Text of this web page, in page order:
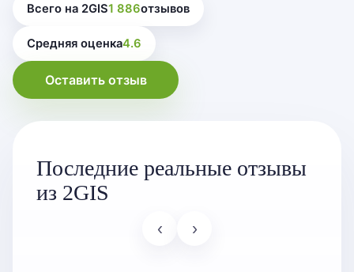
Всего на 2GIS1 886отзывов
Средняя оценка4.6
Оставить отзыв
Последние реальные отзывы
из 2GIS
‹ ›